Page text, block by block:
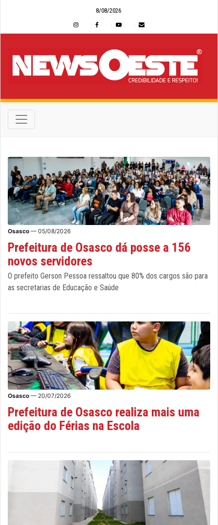
8/08/2026
Osasco — 05/08/2026
Prefeitura de Osasco dá posse a 156
novos servidores
O prefeito Gerson Pessoa ressaltou que 80% dos cargos são para
as secretarias de Educação e Saúde
Osasco — 20/07/2026
Prefeitura de Osasco realiza mais uma
edição do Férias na Escola